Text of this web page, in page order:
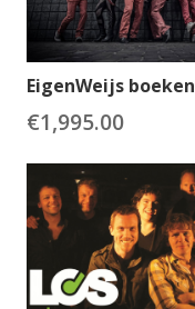
EigenWeijs boeken
€1,995.00